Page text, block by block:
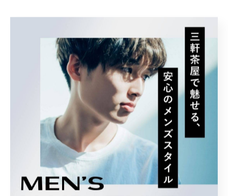
< 前のページ 一覧に戻る 次のページ >
カテゴリー Categories
全てのカテゴリー
パーマ
フェード
ビジネス